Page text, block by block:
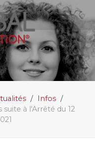
Infos
à l'Arrêté du 12